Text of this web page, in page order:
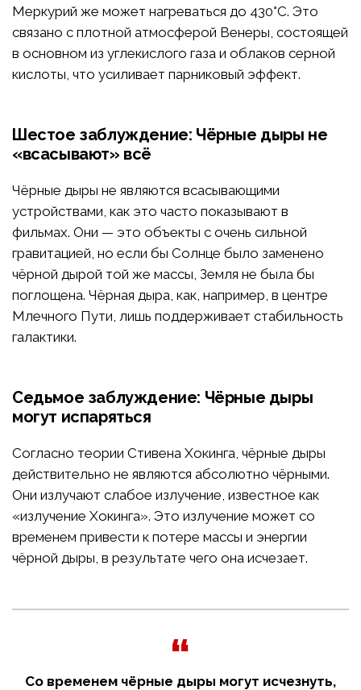
Меркурий же может нагреваться до 430°C. Это
связано с плотной атмосферой Венеры, состоящей
в основном из углекислого газа и облаков серной
кислоты, что усиливает парниковый эффект.
Шестое заблуждение: Чёрные дыры не
«всасывают» всё
Чёрные дыры не являются всасывающими
устройствами, как это часто показывают в
фильмах. Они — это объекты с очень сильной
гравитацией, но если бы Солнце было заменено
чёрной дырой той же массы, Земля не была бы
поглощена. Чёрная дыра, как, например, в центре
Млечного Пути, лишь поддерживает стабильность
галактики.
Седьмое заблуждение: Чёрные дыры
могут испаряться
Согласно теории Стивена Хокинга, чёрные дыры
действительно не являются абсолютно чёрными.
Они излучают слабое излучение, известное как
«излучение Хокинга». Это излучение может со
временем привести к потере массы и энергии
чёрной дыры, в результате чего она исчезает.
Со временем чёрные дыры могут исчезнуть,